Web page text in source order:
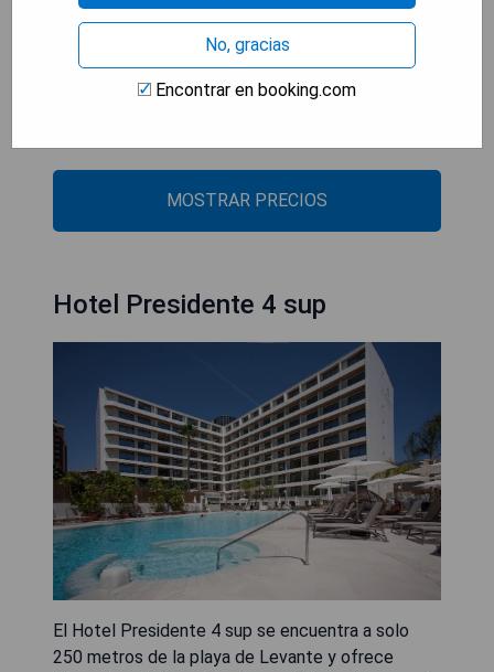
- Ubicación ideal junto a la playa
- Vistas panorámicas al mar
- Restaurante gourmet con cocina local
- Spa completo para relajación
MOSTRAR PRECIOS
Hotel Presidente 4 sup
El Hotel Presidente 4 sup se encuentra a solo
250 metros de la playa de Levante y ofrece
No, gracias
Encontrar en booking.com